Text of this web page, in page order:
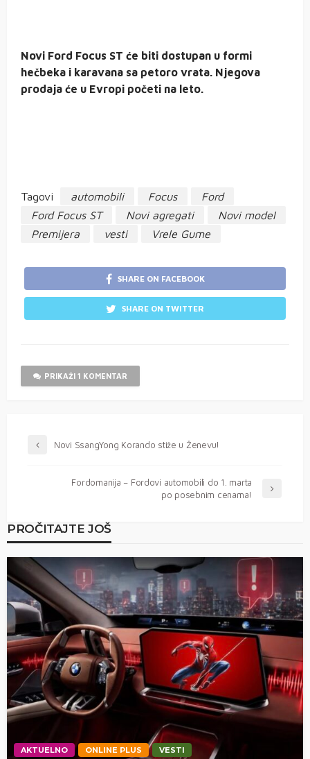
Novi Ford Focus ST će biti dostupan u formi
hečbeka i karavana sa petoro vrata. Njegova
prodaja će u Evropi početi na leto.
Tagovi automobili Focus
Ford
Ford Focus ST
Novi agregati
Novi model
Premijera
vesti Vrele Gume
SHARE ON FACEBOOK
SHARE ON TWITTER
PRIKAŽI 1 KOMENTAR
Novi SsangYong Korando stiže u Ženevu!
Fordomanija – Fordovi automobili do 1. marta
po posebnim cenama!
PROČITAJTE JOŠ
AKTUELNO ONLINE PLUS VESTI